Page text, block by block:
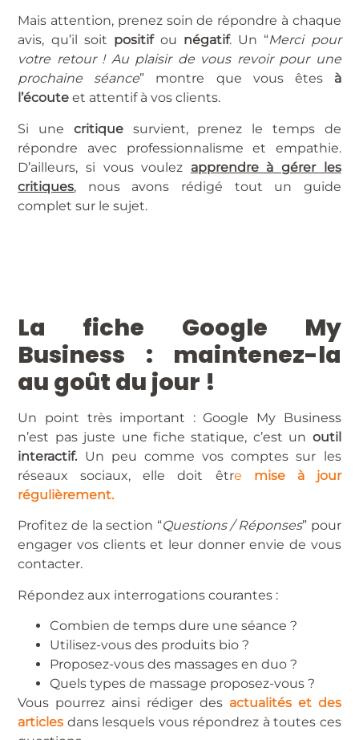
Mais attention, prenez soin de répondre à chaque
avis, qu’il soit positifou négatif. Un “Merci pour
votre retour ! Au plaisir de vous revoir pour une
prochaine séance” montre que vous êtes à
l’écouteet attentif à vos clients.
Si une critiquesurvient, prenez le temps de
répondre avec professionnalisme et empathie.
D’ailleurs, si vous voulez apprendre à gérer les
critiques, nous avons rédigé tout un guide
complet sur le sujet.
La fiche Google My
Business : maintenez-la
au goût du jour !
Un point très important : Google My Business
n’est pas juste une fiche statique, c’est un outil
interactif. Un peu comme vos comptes sur les
réseaux sociaux, elle doit être mise à jour
régulièrement.
Profitez de la section “Questions / Réponses” pour
engager vos clients et leur donner envie de vous
contacter.
Répondez aux interrogations courantes :
Combien de temps dure une séance ?
Utilisez-vous des produits bio ?
Proposez-vous des massages en duo ?
Quels types de massage proposez-vous ?
Vous pourrez ainsi rédiger des actualités et des
articles dans lesquels vous répondrez à toutes ces